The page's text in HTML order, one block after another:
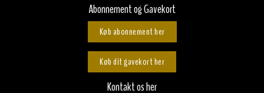
Abonnement og Gavekort
Køb abonnement her
Køb dit gavekort her
Kontakt os her